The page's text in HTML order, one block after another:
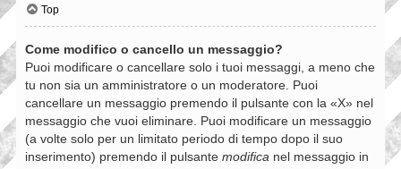
Top
Come modifico o cancello un messaggio?
Puoi modificare o cancellare solo i tuoi messaggi, a meno che
tu non sia un amministratore o un moderatore. Puoi
cancellare un messaggio premendo il pulsante con la «X» nel
messaggio che vuoi eliminare. Puoi modificare un messaggio
(a volte solo per un limitato periodo di tempo dopo il suo
inserimento) premendo il pulsante modifica nel messaggio in